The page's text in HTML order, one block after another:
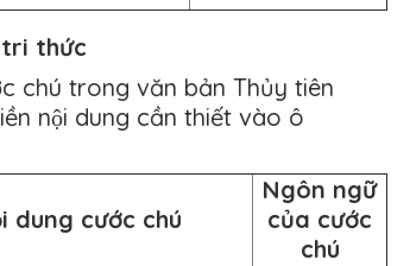
tri thức
chú trong văn bản Thủy tiên
nội dung cần thiết vào ô
dung cước chú
Ngôn ngữ
của cước
chú